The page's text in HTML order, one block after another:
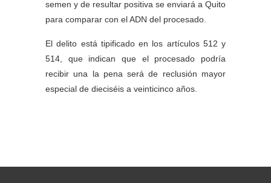
semen y de resultar positiva se enviará a Quito
para comparar con el ADN del procesado.
El delito está tipificado en los artículos 512 y
514, que indican que el procesado podría
recibir una la pena será de reclusión mayor
especial de dieciséis a veinticinco años.